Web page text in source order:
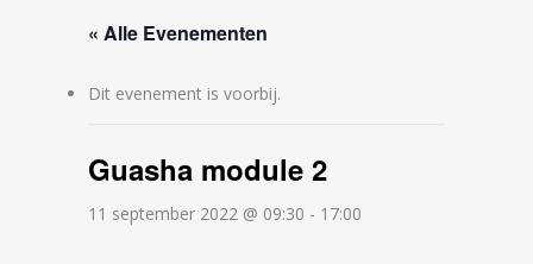
« Alle Evenementen
Dit evenement is voorbij.
Guasha module 2
11 september 2022 @ 09:30 - 17:00